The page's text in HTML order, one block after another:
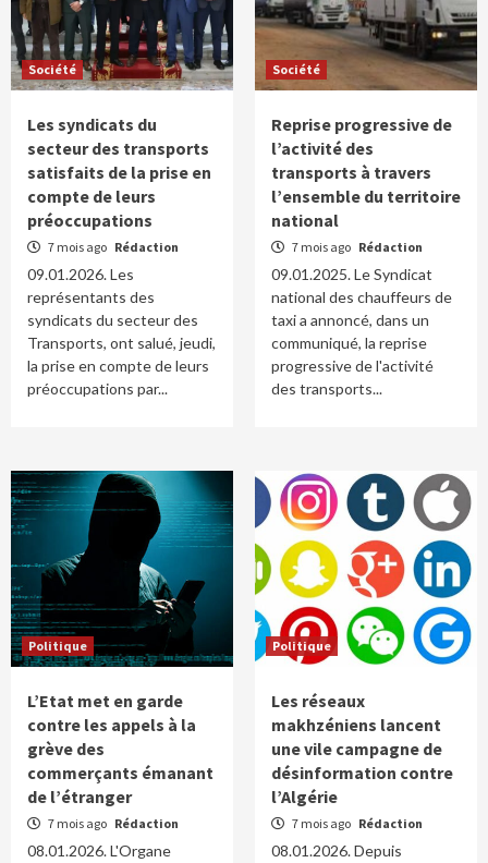
Société
Les syndicats du
secteur des transports
satisfaits de la prise en
compte de leurs
préoccupations
7 mois ago Rédaction
09.01.2026. Les
représentants des
syndicats du secteur des
Transports, ont salué, jeudi,
la prise en compte de leurs
préoccupations par...
Société
Reprise progressive de
l’activité des
transports à travers
l’ensemble du territoire
national
7 mois ago Rédaction
09.01.2025. Le Syndicat
national des chauffeurs de
taxi a annoncé, dans un
communiqué, la reprise
progressive de l'activité
des transports...
Politique
L’Etat met en garde
contre les appels à la
grève des
commerçants émanant
de l’étranger
7 mois ago Rédaction
08.01.2026. L'Organe
Politique
Les réseaux
makhzéniens lancent
une vile campagne de
désinformation contre
l’Algérie
7 mois ago Rédaction
08.01.2026. Depuis